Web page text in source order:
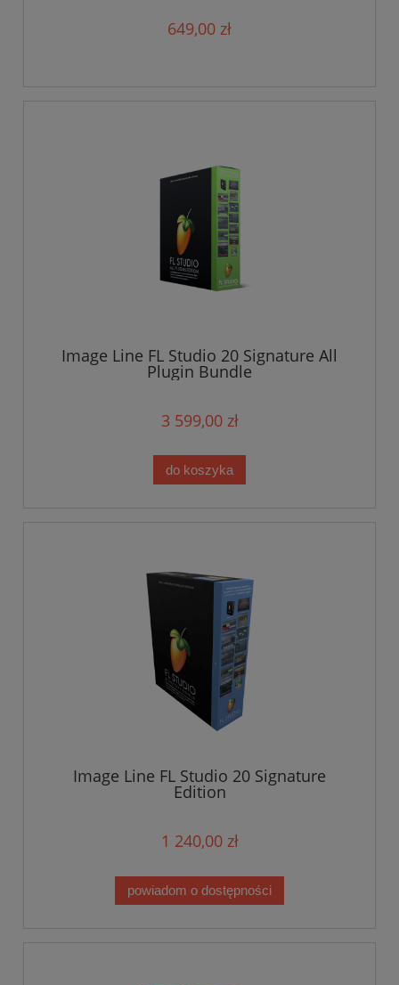
649,00 zł
Image Line FL Studio 20 Signature All
Plugin Bundle
3 599,00 zł
do koszyka
Image Line FL Studio 20 Signature
Edition
1 240,00 zł
powiadom o dostępności